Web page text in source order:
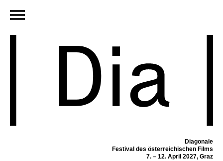
Diagonale
Festival des österreichischen Films
7. – 12. April 2027, Graz